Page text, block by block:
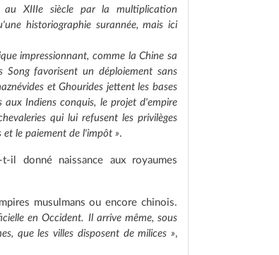
XIIIe siècle par la multiplication
historiographie surannée, mais ici
impressionnant, comme la Chine sa
favorisent un déploiement sans
et Ghourides jettent les bases
Indiens conquis, le projet d'empire
qui lui refusent les privilèges
le paiement de l'impôt ».
donné naissance aux royaumes
musulmans ou encore chinois.
en Occident. Il arrive même, sous
que les villes disposent de milices »,